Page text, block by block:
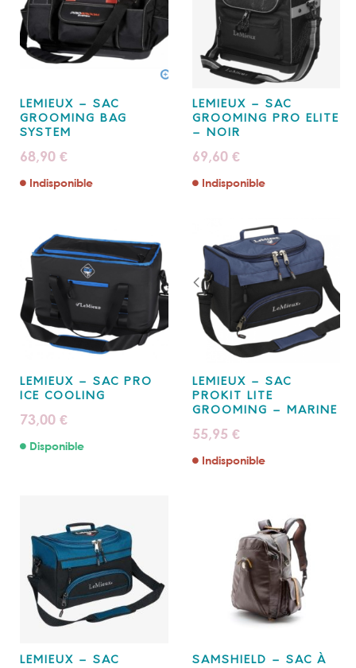
LEMIEUX – SAC
GROOMING BAG
SYSTEM
68,90 €
Indisponible
LEMIEUX – SAC
GROOMING PRO ELITE
– NOIR
69,60 €
Indisponible
LEMIEUX – SAC PRO
ICE COOLING
73,00 €
Disponible
LEMIEUX – SAC
PROKIT LITE
GROOMING – MARINE
55,95 €
Indisponible
LEMIEUX – SAC
SAMSHIELD – SAC À